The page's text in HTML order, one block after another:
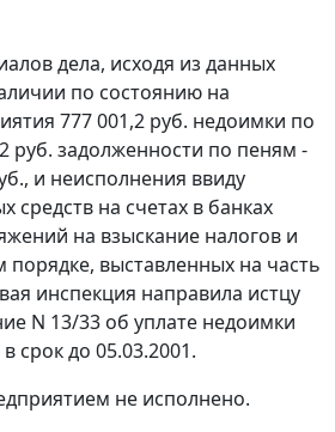
дела, исходя из данных
по состоянию на
777 001,2 руб. недоимки по
руб. задолженности по пеням -
и неисполнения ввиду
средств на счетах в банках
на взыскание налогов и
выставленных на часть
инспекция направила истцу
N 13/33 об уплате недоимки
срок до 05.03.2001.
не исполнено.